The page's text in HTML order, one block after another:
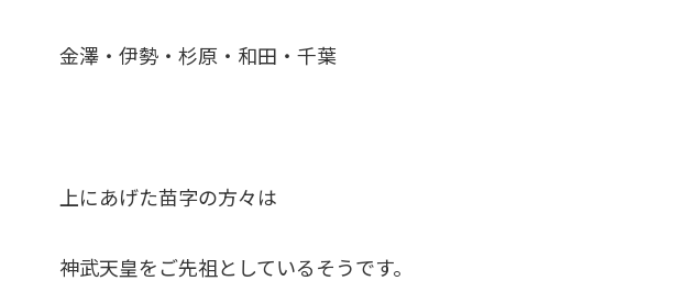
金澤・伊勢・杉原・和田・千葉
上にあげた苗字の方々は
神武天皇をご先祖としているそうです。